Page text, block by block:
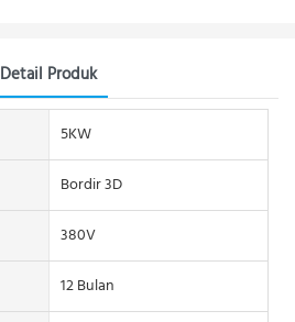
Detail Produk
5KW
Bordir 3D
380V
12 Bulan